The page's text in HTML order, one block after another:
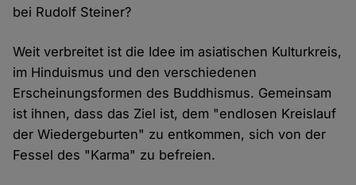
bei Rudolf Steiner?
Weit verbreitet ist die Idee im asiatischen Kulturkreis,
im Hinduismus und den verschiedenen
Erscheinungsformen des Buddhismus. Gemeinsam
ist ihnen, dass das Ziel ist, dem "endlosen Kreislauf
der Wiedergeburten" zu entkommen, sich von der
Fessel des "Karma" zu befreien.